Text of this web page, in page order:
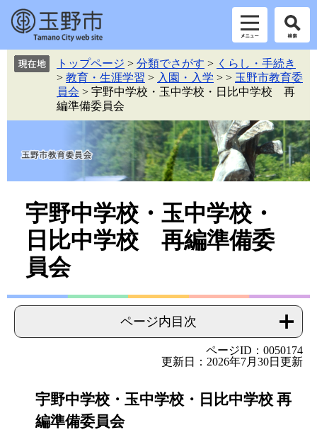
す。
トップページ > 分類でさがす > くらし・手続き
> 教育・生涯学習 > 入園・入学 > > 玉野市教育委
員会 > 宇野中学校・玉中学校・日比中学校 再
編準備委員会
宇野中学校・玉中学校・
日比中学校 再編準備委
員会
ページ内目次
ページID：0050174
更新日：2026年7月30日更新
宇野中学校・玉中学校・日比中学校 再
編準備委員会